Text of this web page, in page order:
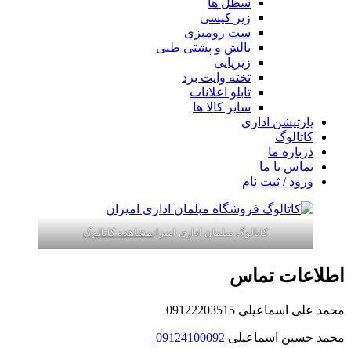
سطل ها
زیر کیسی
ست رومیزی
بالش و پشتی طبی
زیرپایی
تخته وایت برد
تابلو اعلانات
سایر کالا ها
پارتیشن اداری
کاتالوگ
درباره ما
تماس با ما
ورود / ثبت نام
کاتالوگ مبلمان اداری امیرانمشاهده کاتالوگ
اطلاعات تماس
محمد علی اسماعیلی 09122203515
محمد حسین اسماعیلی 09124100092